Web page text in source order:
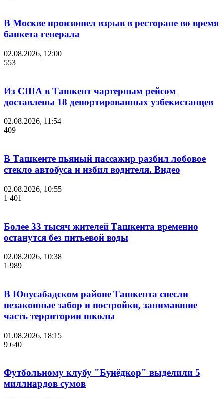
В Москве произошел взрыв в ресторане во время
банкета генерала
02.08.2026, 12:00
553
Из США в Ташкент чартерным рейсом
доставлены 18 депортированных узбекистанцев
02.08.2026, 11:54
409
В Ташкенте пьяный пассажир разбил лобовое
стекло автобуса и избил водителя. Видео
02.08.2026, 10:55
1 401
Более 33 тысяч жителей Ташкента временно
останутся без питьевой воды
02.08.2026, 10:38
1 989
В Юнусабадском районе Ташкента снесли
незаконные забор и постройки, занимавшие
часть территории школы
01.08.2026, 18:15
9 640
Футбольному клубу "Бунёдкор" выделили 5
миллиардов сумов